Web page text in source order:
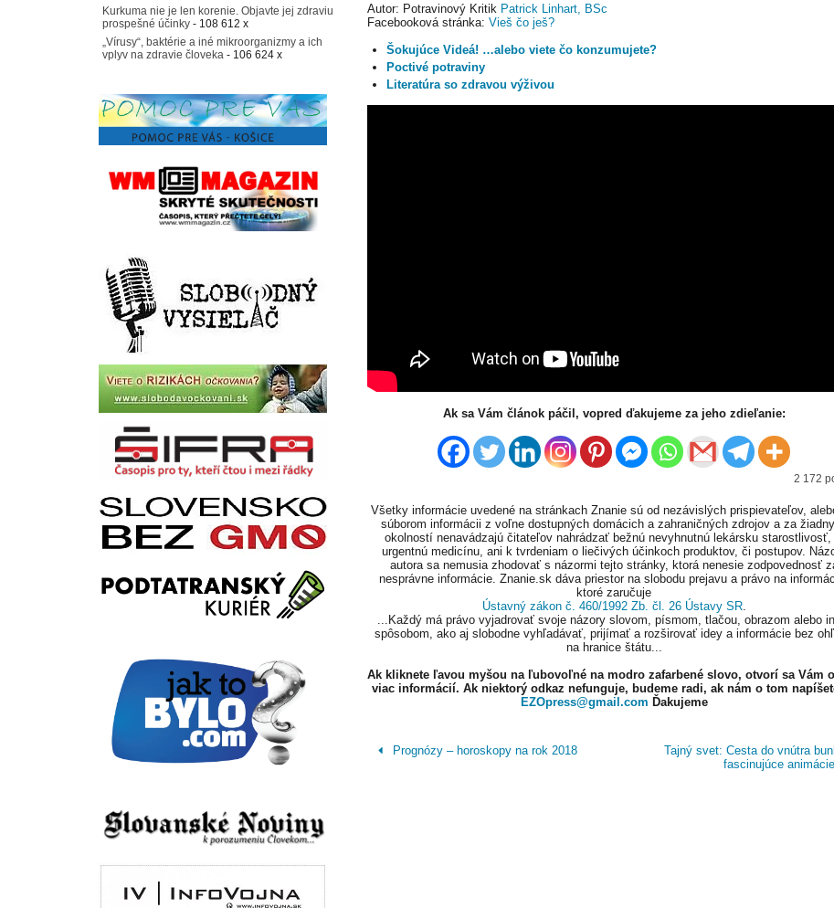
Autor: Potravinový Kritik Patrick Linhart, BSc
Facebooková stránka: Vieš čo ješ?
Šokujúce Videá! …alebo viete čo konzumujete?
Poctivé potraviny
Literatúra so zdravou výživou
Ak sa Vám článok páčil, vopred ďakujeme za jeho zdieľanie:
2 172
Všetky informácie uvedené na stránkach Znanie sú od nezávislých prispievateľov,
súborom informácii z voľne dostupných domácich a zahraničných zdrojov a za
okolností nenavádzajú čitateľov nahrádzať bežnú nevyhnutnú lekársku starostlivosť,
urgentnú medicínu, ani k tvrdeniam o liečivých účinkoch produktov, či postupov.
autora sa nemusia zhodovať s názormi tejto stránky, ktorá nenesie zodpovednosť
nesprávne informácie. Znanie.sk dáva priestor na slobodu prejavu a právo na
ktoré zaručuje
Ústavný zákon č. 460/1992 Zb. čl. 26 Ústavy SR.
...Každý má právo vyjadrovať svoje názory slovom, písmom, tlačou, obrazom alebo
spôsobom, ako aj slobodne vyhľadávať, prijímať a rozširovať idey a informácie bez
na hranice štátu...
Ak kliknete ľavou myšou na ľubovoľné na modro zafarbené slovo, otvorí sa Vám
viac informácií. Ak niektorý odkaz nefunguje, budeme radi, ak nám o tom
EZOpress@gmail.com Ďakujeme
Prognózy – horoskopy na rok 2018
Tajný svet: Cesta do vnútra
fascinujúce animácie
Kurkuma nie je len korenie. Objavte jej zdraviu
prospešné účinky - 108 612 x
„Vírusy“, baktérie a iné mikroorganizmy a ich
vplyv na zdravie človeka - 106 624 x